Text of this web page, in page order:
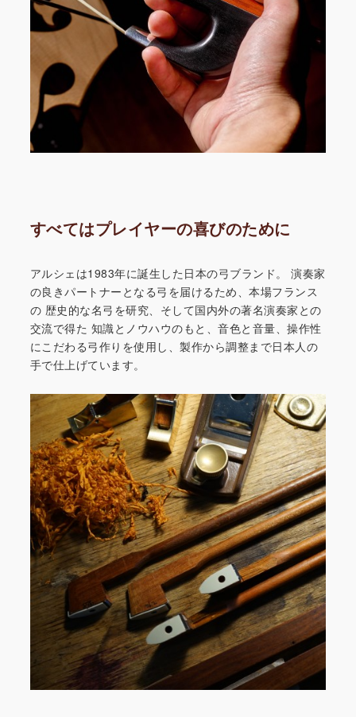
すべてはプレイヤーの喜びのために
アルシェは1983年に誕生した日本の弓ブランド。
演奏家
の良きパートナーとなる弓を届けるため、本場フランス
の 歴史的な名弓を研究、そして国内外の著名演奏家との
交流で得た 知識とノウハウのもと、音色と音量、操作性
にこだわる弓作りを使用し、製作から調整まで日本人の
手で仕上げています。